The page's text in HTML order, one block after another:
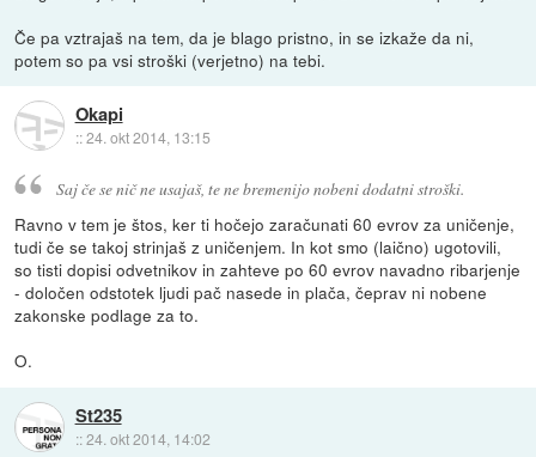
Če pa vztrajaš na tem, da je blago pristno, in se izkaže da ni,
potem so pa vsi stroški (verjetno) na tebi.
Okapi
::24. okt 2014, 13:15
Saj če se nič ne usajaš, te ne bremenijo nobeni dodatni stroški.
Ravno v tem je štos, ker ti hočejo zaračunati 60 evrov za uničenje,
tudi če se takoj strinjaš z uničenjem. In kot smo (laično) ugotovili,
so tisti dopisi odvetnikov in zahteve po 60 evrov navadno ribarjenje
- določen odstotek ljudi pač nasede in plača, čeprav ni nobene
zakonske podlage za to.
O.
St235
::24. okt 2014, 14:02